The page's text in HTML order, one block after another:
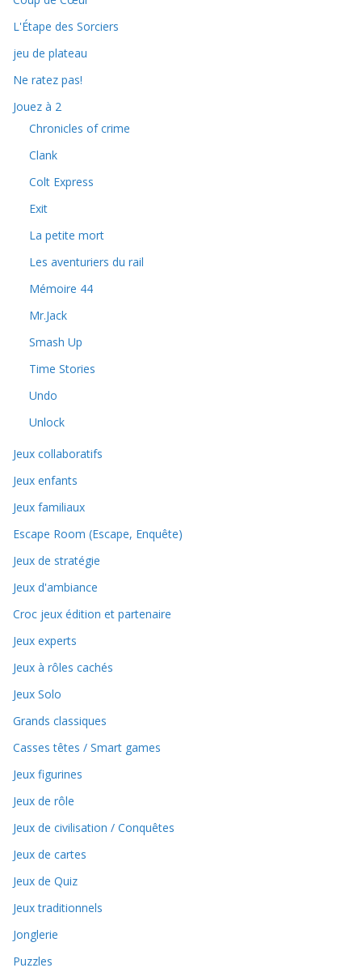
L'Étape des Sorciers
jeu de plateau
Ne ratez pas!
Jouez à 2
Chronicles of crime
Clank
Colt Express
Exit
La petite mort
Les aventuriers du rail
Mémoire 44
Mr.Jack
Smash Up
Time Stories
Undo
Unlock
Jeux collaboratifs
Jeux enfants
Jeux familiaux
Escape Room (Escape, Enquête)
Jeux de stratégie
Jeux d'ambiance
Croc jeux édition et partenaire
Jeux experts
Jeux à rôles cachés
Jeux Solo
Grands classiques
Casses têtes / Smart games
Jeux figurines
Jeux de rôle
Jeux de civilisation / Conquêtes
Jeux de cartes
Jeux de Quiz
Jeux traditionnels
Jonglerie
Puzzles